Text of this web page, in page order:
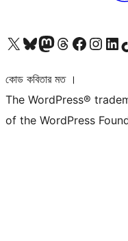
আমাদের X (আগের টুইটার) অ্যাকাউন্টে যানআমাদের Bluesky অ্যাকাউন্টটি দেখুনআমাদের মাস্টোডন অ্যাকাউন্টটি দেখুনআমাদের থ্রেডস অ্যাকাউন্টটি দেখুনআমাদের ফেসবুক পেজ দেখুনআমাদের ইন্সটাগ্রাম অ্যাকাউন্ট দেখুনআমাদের লিঙ্কডইন অ্যাকাউন্টে যান
কোড কবিতার মত ।
The WordPress®
of the WordPress